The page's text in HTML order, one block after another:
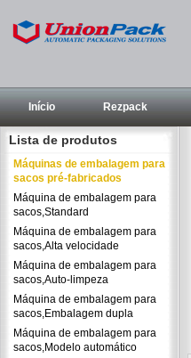
Início Rezpack
Lista de produtos
Máquinas de embalagem para
sacos pré-fabricados
Máquina de embalagem para
sacos,Standard
Máquina de embalagem para
sacos,Alta velocidade
Máquina de embalagem para
sacos,Auto-limpeza
Máquina de embalagem para
sacos,Embalagem dupla
Máquina de embalagem para
sacos,Modelo automático